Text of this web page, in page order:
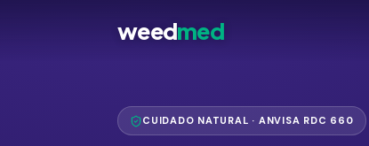
weedmed
CUIDADO NATURAL · ANVISA RDC 660